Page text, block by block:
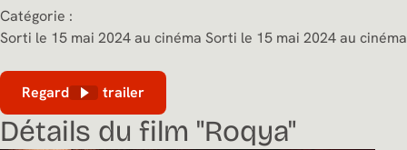
Catégorie :
Sorti le 15 mai 2024 au cinéma Sorti le 15 mai 2024 au cinéma
Regarder le trailer
Détails du film "Roqya"